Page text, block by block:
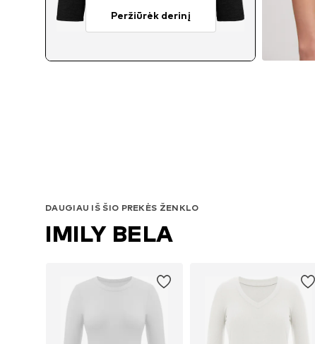
Peržiūrėk derinį
DAUGIAU IŠ ŠIO PREKĖS ŽENKLO
IMILY BELA